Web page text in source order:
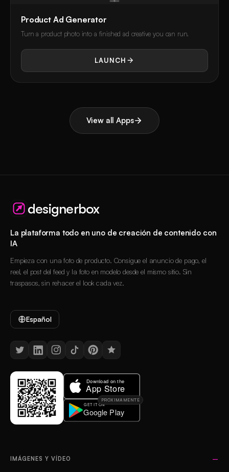
Product Ad Generator
Turn a product photo into a finished ad creative you can run.
LAUNCH
View all Apps
designerbox
La plataforma todo en uno de creación de contenido con
IA
Empieza con una foto de producto. Consigue el anuncio de pago, el
reel, el post del feed y la foto en modelo desde el mismo sitio. Sin
traspasos, sin rehacer el look cada vez.
Español
PRÓXIMAMENTE
IMÁGENES Y VÍDEO